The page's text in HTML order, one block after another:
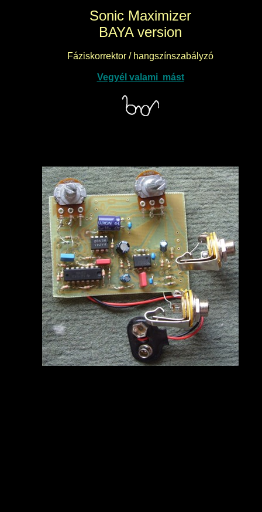
Sonic Maximizer
BAYA version
Fáziskorrektor / hangszínszabályzó
Vegyél valami mást